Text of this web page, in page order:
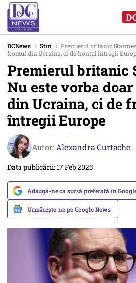
DCNews › Stiri › Premierul britanic
frontul din Ucraina, ci de frontul întregii
Premierul britanic
Nu este vorba
din Ucraina, ci de
întregii Europe
Autor: Alexandra Curtache
Data publicării: 17 Feb 2025
Adaugă-ne ca sursă preferată în
Urmărește-ne pe Google News